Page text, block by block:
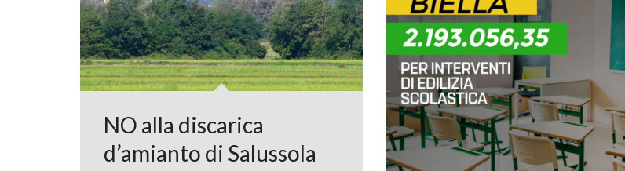
NO alla discarica
d’amianto di Salussola